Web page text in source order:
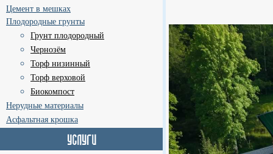
Цемент в мешках
Плодородные грунты
Грунт плодородный
Чернозём
Торф низинный
Торф верховой
Биокомпост
Нерудные материалы
Асфальтная крошка